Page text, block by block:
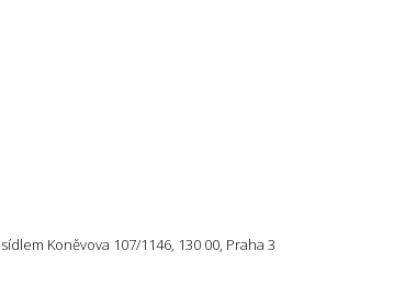
Koněvova 107/1146, 130 00, Praha 3